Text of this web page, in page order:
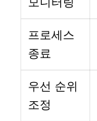
프로세스
종료
우선 순위
조정